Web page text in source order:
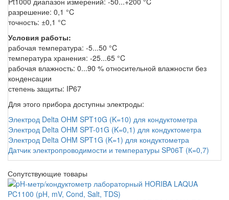
разрешение: 0,1 °C
точность: ±0,1 °С
Условия работы:
рабочая температура: -5...50 °C
температура хранения: -25...65 °C
рабочая влажность: 0...90 % относительной влажности без
конденсации
степень защиты: IP67
Для этого прибора доступны электроды:
Электрод Delta OHM SPT10G (K=10) для кондуктометра
Электрод Delta OHM SPT-01G (K=0,1) для кондуктометра
Электрод Delta OHM SPT1G (K=1) для кондуктометра
Датчик электропроводимости и температуры SP06T (К=0,7)
Сопутствующие товары